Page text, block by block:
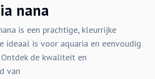
nana
is een prachtige, kleurrijke
ideaal is voor aquaria en eenvoudig
de kwaliteit en
van